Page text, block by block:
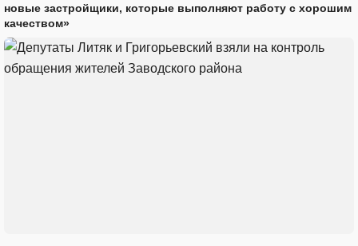
новые застройщики, которые выполняют работу с хорошим
качеством»